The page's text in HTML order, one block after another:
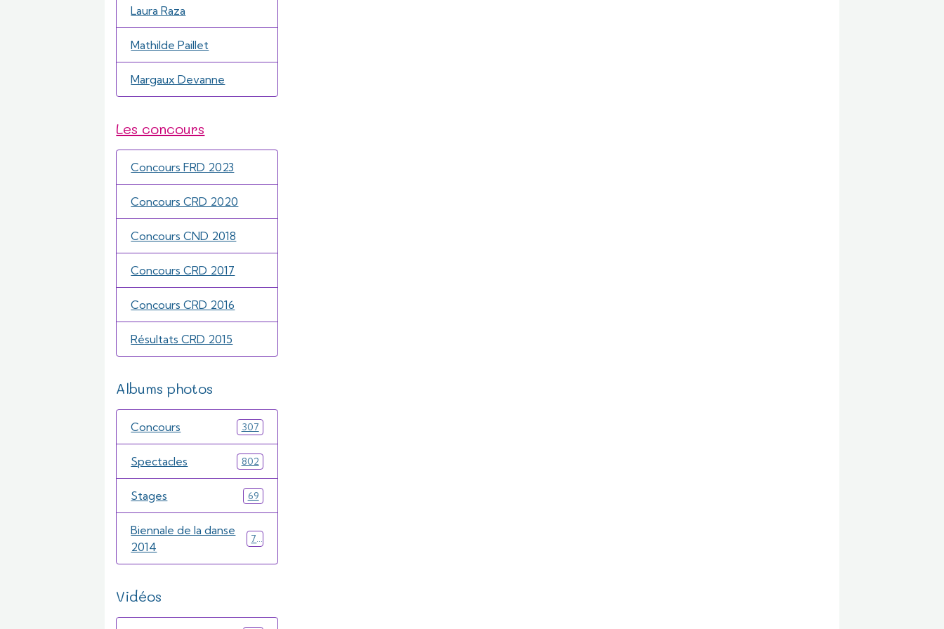
Laura Raza
Mathilde Paillet
Margaux Devanne
Les concours
Concours FRD 2023
Concours CRD 2020
Concours CND 2018
Concours CRD 2017
Concours CRD 2016
Résultats CRD 2015
Albums photos
Concours 307
Spectacles 802
Stages 69
Biennale de la danse
2014
71
Vidéos